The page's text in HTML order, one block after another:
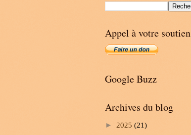
Appel à votre soutien
Google Buzz
Archives du blog
► 2025 (21)